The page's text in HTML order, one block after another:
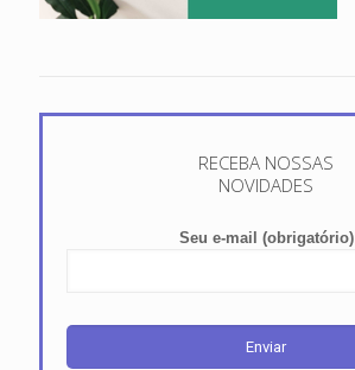
RECEBA NOSSAS
NOVIDADES
Seu e-mail (obrigatório)